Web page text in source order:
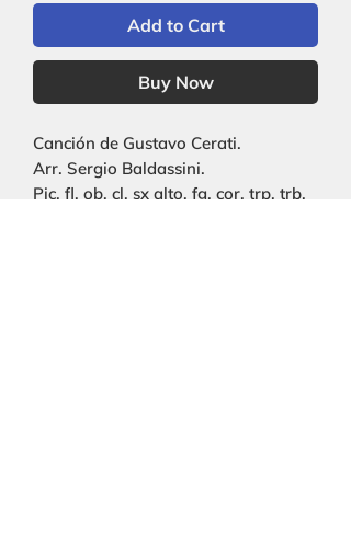
Add to Cart
Buy Now
Canción de Gustavo Cerati.
Arr. Sergio Baldassini.
Pic, fl, ob, cl, sx alto, fg, cor, trp, trb,